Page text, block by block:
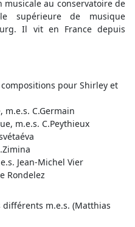
musicale au conservatoire de
supérieure de musique
Il vit en France depuis
pour Shirley et
m.e.s. C.Germain
m.e.s. C.Peythieux
Jean-Michel Vier
Rondelez
différents m.e.s. (Matthias